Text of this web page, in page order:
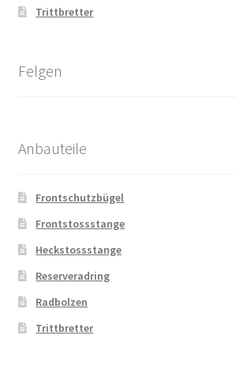
Trittbretter
Felgen
Anbauteile
Frontschutzbügel
Frontstossstange
Heckstossstange
Reserveradring
Radbolzen
Trittbretter